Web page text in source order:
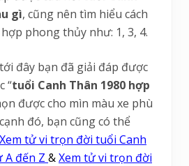
gì, cũng nên tìm hiểu cách
phong thủy như: 1, 3, 4.
đây bạn đã giải đáp được
“tuổi Canh Thân 1980 hợp
được cho mìn màu xe phù
đó, bạn cũng có thể
Xem tử vi trọn đời tuổi Canh
A đến Z &Xem tử vi trọn đời